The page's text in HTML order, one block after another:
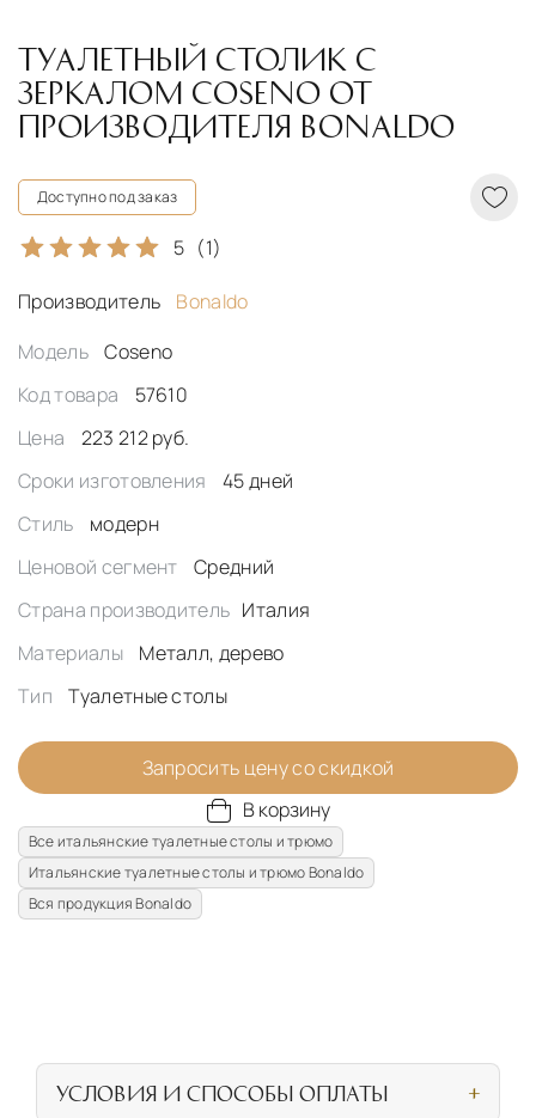
ТУАЛЕТНЫЙ СТОЛИК С
ЗЕРКАЛОМ COSENO ОТ
ПРОИЗВОДИТЕЛЯ BONALDO
Доступно под заказ
5 (1)
Производитель
Bonaldo
Модель
Coseno
Код товара
57610
Цена
223 212 руб.
Сроки изготовления
45 дней
Стиль
модерн
Ценовой сегмент
Средний
Страна производитель Италия
Материалы
Металл, дерево
Тип
Туалетные столы
Запросить цену со скидкой
В корзину
Все итальянские туалетные столы и трюмо
Итальянские туалетные столы и трюмо Bonaldo
Вся продукция Bonaldo
УСЛОВИЯ И СПОСОБЫ ОПЛАТЫ